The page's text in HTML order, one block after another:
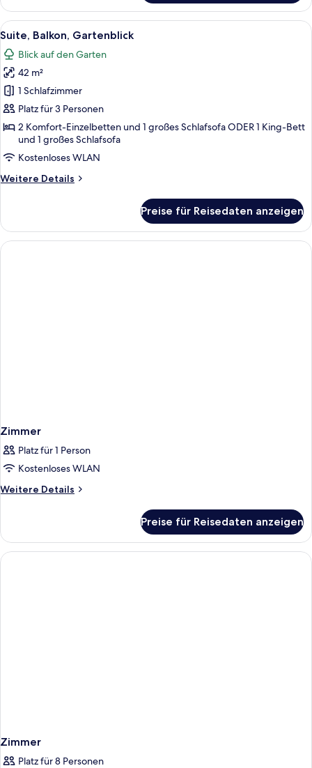
2 Schlafzimmer,
Balkon
Alle
Fotos
für
Suite,
Balkon,
Gartenblick
anzeigen
Ein modernes Hotelzimmer mit
5
Suite, Balkon, Gartenblick
Blick auf den Garten
42 m²
1 Schlafzimmer
Platz für 3 Personen
2 Komfort-Einzelbetten und 1 großes Schlafsofa ODER 1 King-Bett
und 1 großes Schlafsofa
Kostenloses WLAN
Weitere Details
Weitere
Balkon,
Gartenblick
Preise für Reisedaten anzeigen
Zimmer
Platz für 1 Person
Kostenloses WLAN
Weitere Details
Weitere
Preise für Reisedaten anzeigen
Zimmer
Platz für 8 Personen